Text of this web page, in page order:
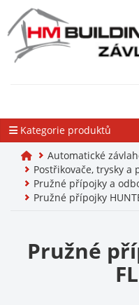
Kategorie produktů
Automatické
Postřikovače, trysky
Pružné přípojky a
Pružné přípojky
Pružné